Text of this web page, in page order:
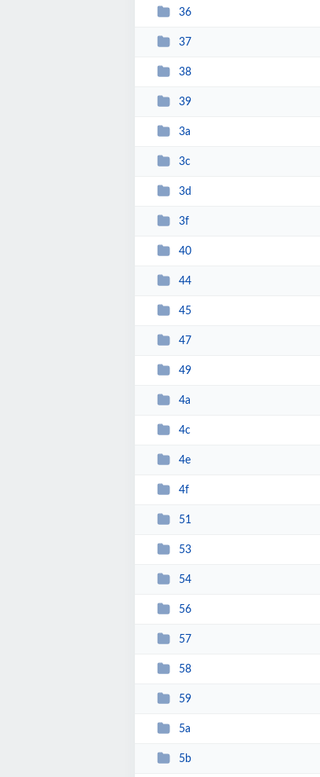
36
37
38
39
3a
3c
3d
3f
40
44
45
47
49
4a
4c
4e
4f
51
53
54
56
57
58
59
5a
5b